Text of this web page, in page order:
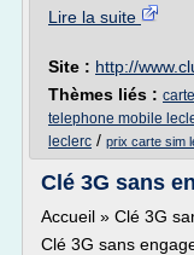
Lire la suite
Site : http://
Thèmes liés :
telephone mobile
leclerc / prix carte sim
Clé 3G sans
Accueil » Clé 3G
Clé 3G sans